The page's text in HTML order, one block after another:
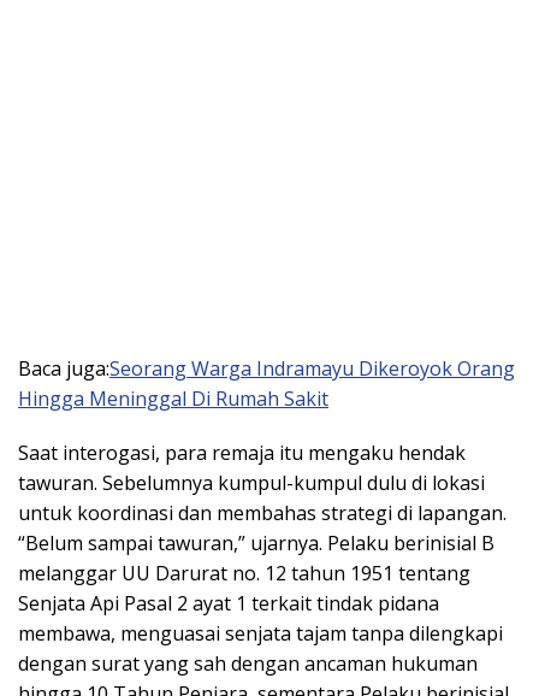
Baca juga:Seorang Warga Indramayu Dikeroyok Orang
Hingga Meninggal Di Rumah Sakit
Saat interogasi, para remaja itu mengaku hendak
tawuran. Sebelumnya kumpul-kumpul dulu di lokasi
untuk koordinasi dan membahas strategi di lapangan.
“Belum sampai tawuran,” ujarnya. Pelaku berinisial B
melanggar UU Darurat no. 12 tahun 1951 tentang
Senjata Api Pasal 2 ayat 1 terkait tindak pidana
membawa, menguasai senjata tajam tanpa dilengkapi
dengan surat yang sah dengan ancaman hukuman